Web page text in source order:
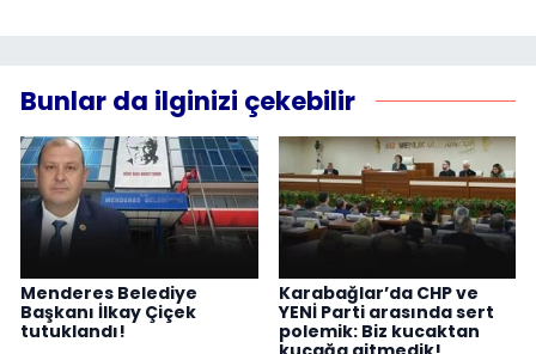
Bunlar da ilginizi çekebilir
Menderes Belediye
Başkanı İlkay Çiçek
tutuklandı!
Karabağlar’da CHP ve
YENİ Parti arasında sert
polemik: Biz kucaktan